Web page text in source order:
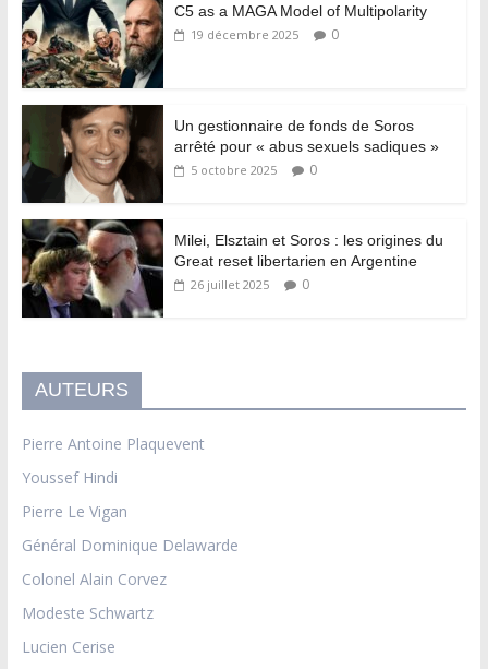
C5 as a MAGA Model of Multipolarity
19 décembre 2025 0
Un gestionnaire de fonds de Soros
arrêté pour « abus sexuels sadiques »
5 octobre 2025 0
Milei, Elsztain et Soros : les origines du
Great reset libertarien en Argentine
26 juillet 2025 0
AUTEURS
Pierre Antoine Plaquevent
Youssef Hindi
Pierre Le Vigan
Général Dominique Delawarde
Colonel Alain Corvez
Modeste Schwartz
Lucien Cerise